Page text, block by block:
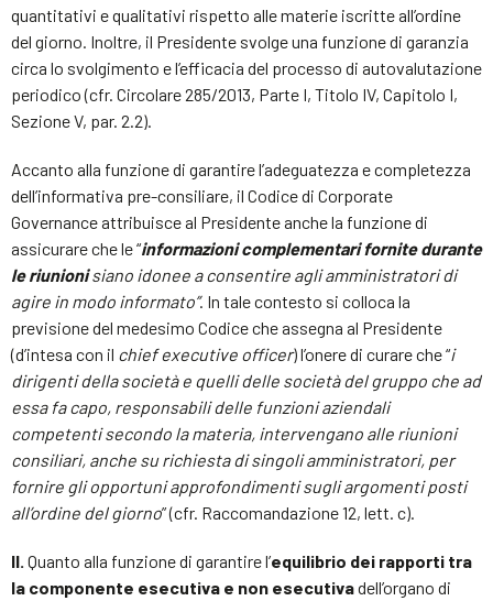
quantitativi e qualitativi rispetto alle materie iscritte all’ordine
del giorno. Inoltre, il Presidente svolge una funzione di garanzia
circa lo svolgimento e l’efficacia del processo di autovalutazione
periodico (cfr. Circolare 285/2013, Parte I, Titolo IV, Capitolo I,
Sezione V, par. 2.2).
Accanto alla funzione di garantire l’adeguatezza e completezza
dell’informativa pre-consiliare, il Codice di Corporate
Governance attribuisce al Presidente anche la funzione di
assicurare che le “informazioni complementari fornite durante
le riunionisiano idonee a consentire agli amministratori di
agire in modo informato”. In tale contesto si colloca la
previsione del medesimo Codice che assegna al Presidente
(d’intesa con il chief executive officer) l’onere di curare che “i
dirigenti della società e quelli delle società del gruppo che ad
essa fa capo, responsabili delle funzioni aziendali
competenti secondo la materia, intervengano alle riunioni
consiliari, anche su richiesta di singoli amministratori, per
fornire gli opportuni approfondimenti sugli argomenti posti
all’ordine del giorno” (cfr. Raccomandazione 12, lett. c).
II. Quanto alla funzione di garantire l’equilibrio dei rapporti tra
la componente esecutiva e non esecutivadell’organo di